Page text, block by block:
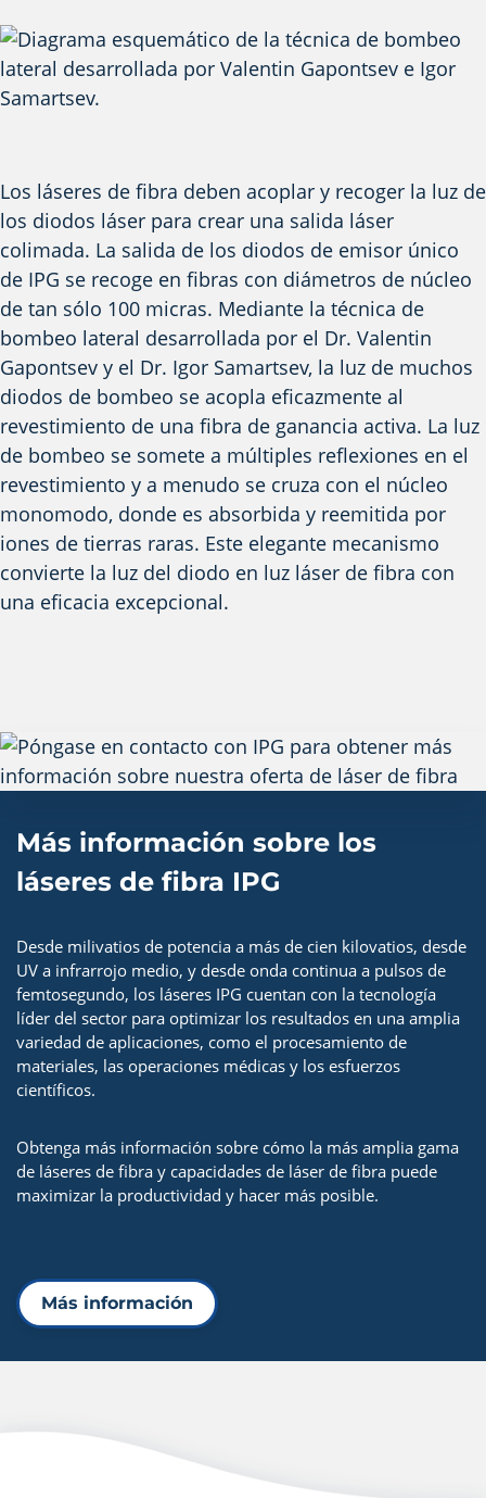
Los láseres de fibra deben acoplar y recoger la luz de
los diodos láser para crear una salida láser
colimada. La salida de los diodos de emisor único
de IPG se recoge en fibras con diámetros de núcleo
de tan sólo 100 micras. Mediante la técnica de
bombeo lateral desarrollada por el Dr. Valentin
Gapontsev y el Dr. Igor Samartsev, la luz de muchos
diodos de bombeo se acopla eficazmente al
revestimiento de una fibra de ganancia activa. La luz
de bombeo se somete a múltiples reflexiones en el
revestimiento y a menudo se cruza con el núcleo
monomodo, donde es absorbida y reemitida por
iones de tierras raras. Este elegante mecanismo
convierte la luz del diodo en luz láser de fibra con
una eficacia excepcional.
Más información sobre los
láseres de fibra IPG
Desde milivatios de potencia a más de cien kilovatios, desde
UV a infrarrojo medio, y desde onda continua a pulsos de
femtosegundo, los láseres IPG cuentan con la tecnología
líder del sector para optimizar los resultados en una amplia
variedad de aplicaciones, como el procesamiento de
materiales, las operaciones médicas y los esfuerzos
científicos.
Obtenga más información sobre cómo la más amplia gama
de láseres de fibra y capacidades de láser de fibra puede
maximizar la productividad y hacer más posible.
Más información